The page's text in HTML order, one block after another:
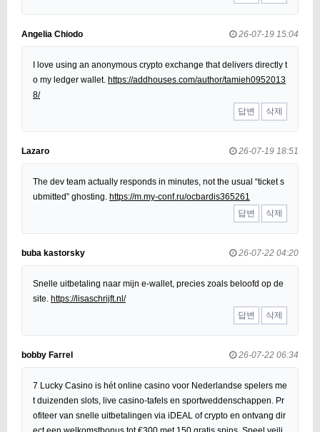
Angelia Chiodo 26-07-19 15:04
I love using an anonymous crypto exchange that delivers directly t
o my ledger wallet. https://addhouses.com/author/tamieh0952013
8/
답변
삭제
Lazaro 26-07-19 18:51
The dev team actually responds in minutes, not the usual “ticket s
ubmitted” ghosting. https://m.my-conf.ru/ocbardis365261
답변
삭제
buba kastorsky 26-07-22 04:20
Snelle uitbetaling naar mijn e-wallet, precies zoals beloofd op de
site. https://lisaschrijft.nl/
답변
삭제
bobby Farrel 26-07-22 06:34
7 Lucky Casino is hét online casino voor Nederlandse spelers me
t duizenden slots, live casino-tafels en sportweddenschappen. Pr
ofiteer van snelle uitbetalingen via iDEAL of crypto en ontvang dir